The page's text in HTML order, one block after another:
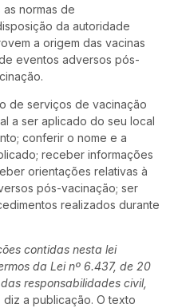
normas de
da autoridade
a origem das vacinas
eventos adversos pós-
de serviços de vacinação
a ser aplicado do seu local
conferir o nome e a
receber informações
orientações relativas à
pós-vacinação; ser
realizados durante
contidas nesta lei
da Lei nº 6.437, de 20
responsabilidades civil,
diz a publicação. O texto